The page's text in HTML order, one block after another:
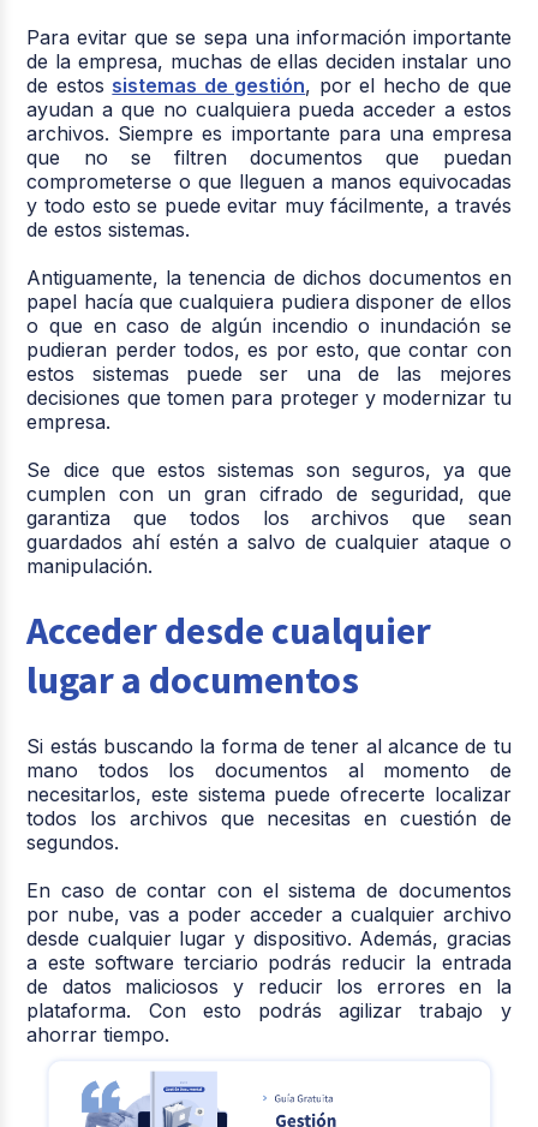
Para evitar que se sepa una información importante
de la empresa, muchas de ellas deciden instalar uno
de estos sistemas de gestión, por el hecho de que
ayudan a que no cualquiera pueda acceder a estos
archivos. Siempre es importante para una empresa
que no se filtren documentos que puedan
comprometerse o que lleguen a manos equivocadas
y todo esto se puede evitar muy fácilmente, a través
de estos sistemas.
Antiguamente, la tenencia de dichos documentos en
papel hacía que cualquiera pudiera disponer de ellos
o que en caso de algún incendio o inundación se
pudieran perder todos, es por esto, que contar con
estos sistemas puede ser una de las mejores
decisiones que tomen para proteger y modernizar tu
empresa.
Se dice que estos sistemas son seguros, ya que
cumplen con un gran cifrado de seguridad, que
garantiza que todos los archivos que sean
guardados ahí estén a salvo de cualquier ataque o
manipulación.
Acceder desde cualquier
lugar a documentos
Si estás buscando la forma de tener al alcance de tu
mano todos los documentos al momento de
necesitarlos, este sistema puede ofrecerte localizar
todos los archivos que necesitas en cuestión de
segundos.
En caso de contar con el sistema de documentos
por nube, vas a poder acceder a cualquier archivo
desde cualquier lugar y dispositivo. Además, gracias
a este software terciario podrás reducir la entrada
de datos maliciosos y reducir los errores en la
plataforma. Con esto podrás agilizar trabajo y
ahorrar tiempo.